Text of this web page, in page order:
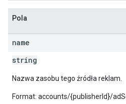
Pola
name
string
Nazwa zasobu tego źródła reklam.
Format: accounts/{publisherId}/